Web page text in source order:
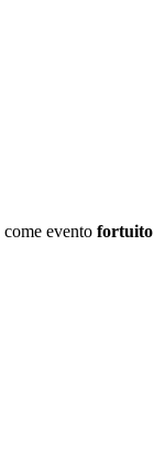
evento fortuito